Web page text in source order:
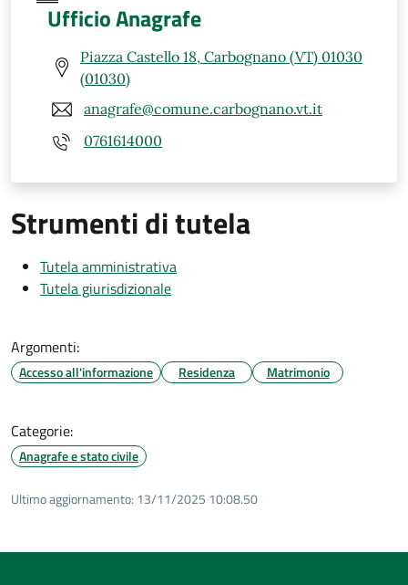
Ufficio Anagrafe
Piazza Castello 18, Carbognano (VT) 01030
(01030)
anagrafe@comune.carbognano.vt.it
0761614000
Strumenti di tutela
Tutela amministrativa
Tutela giurisdizionale
Argomenti:
Accesso all'informazione Residenza Matrimonio
Categorie:
Anagrafe e stato civile
Ultimo aggiornamento: 13/11/2025 10:08.50